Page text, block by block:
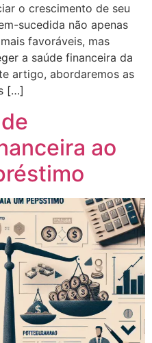
o crescimento de seu
sucedida não apenas
favoráveis, mas
a saúde financeira da
artigo, abordaremos as
[…]
ao